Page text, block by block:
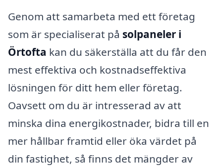
Genom att samarbeta med ett företag
som är specialiserat på solpaneler i
Örtofta kan du säkerställa att du får den
mest effektiva och kostnadseffektiva
lösningen för ditt hem eller företag.
Oavsett om du är intresserad av att
minska dina energikostnader, bidra till en
mer hållbar framtid eller öka värdet på
din fastighet, så finns det mängder av